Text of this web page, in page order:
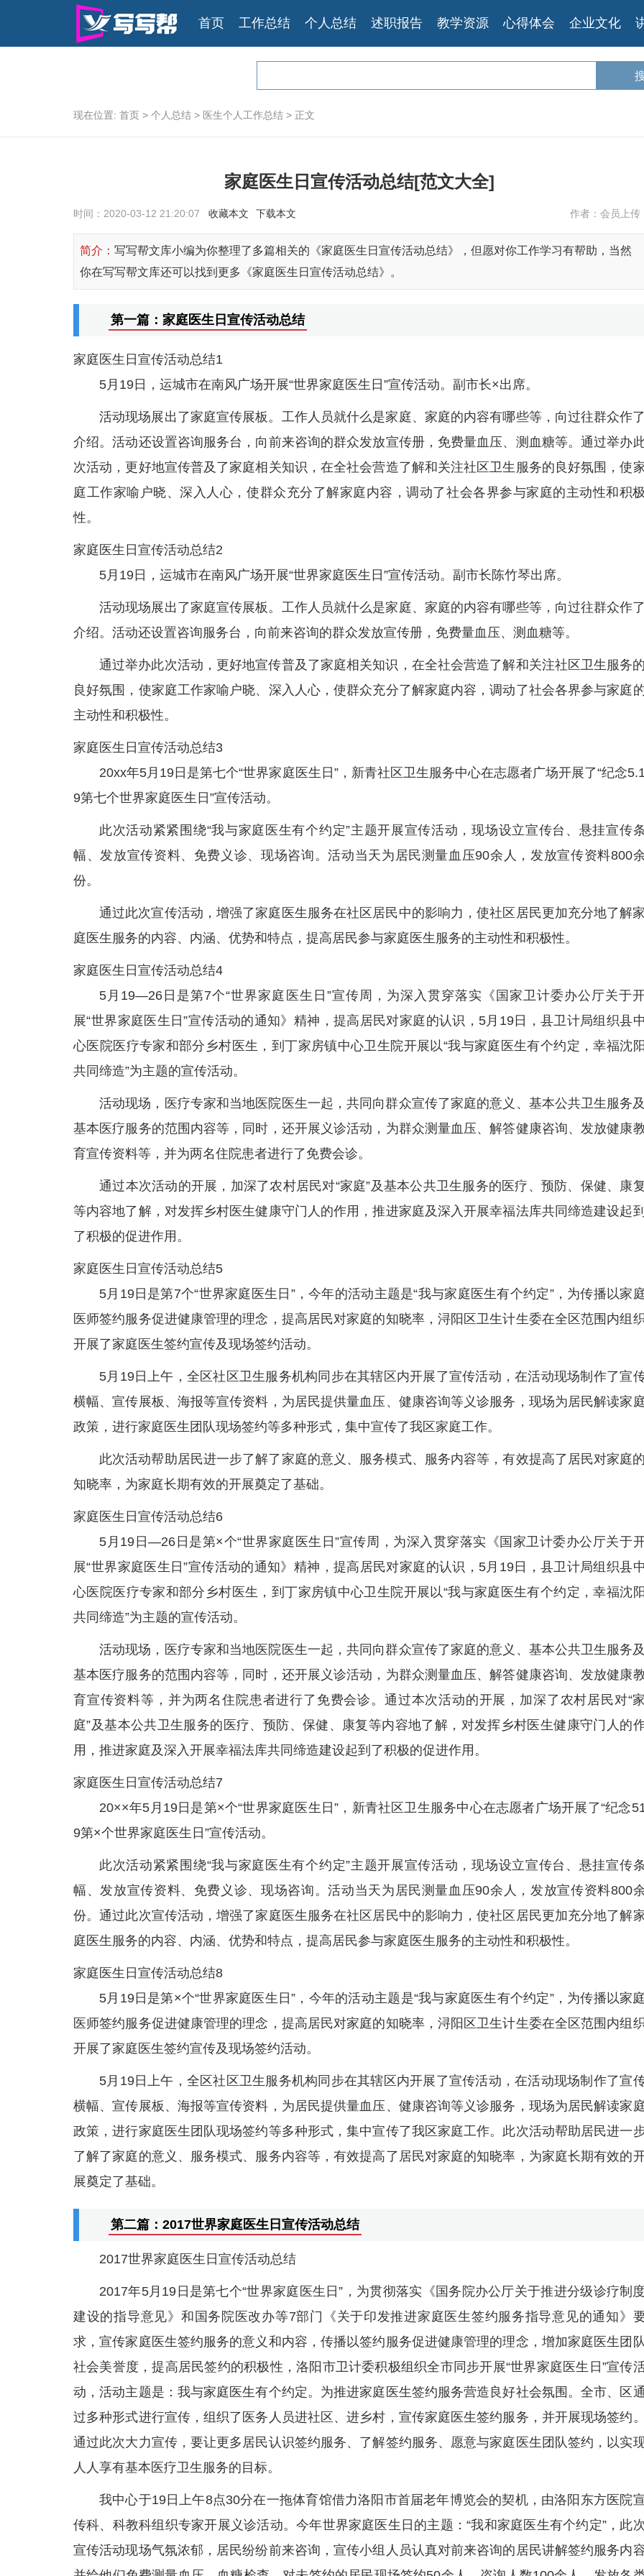
首页 工作总结 个人总结 述职报告 教学资源 心得体会 企业文化
现在位置: 首页 > 个人总结 > 医生个人工作总结 > 正文
家庭医生日宣传活动总结[范文大全]
时间：2020-03-12 21:20:07 收藏本文 下载本文 作者：会员上传
简介： 写写帮文库小编为你整理了多篇相关的《家庭医生日宣传活动总结》，但愿对你工作学习有帮助，当然
你在写写帮文库还可以找到更多《家庭医生日宣传活动总结》。
第一篇：家庭医生日宣传活动总结
家庭医生日宣传活动总结1
5月19日，运城市在南风广场开展“世界家庭医生日”宣传活动。副市长×出席。
活动现场展出了家庭宣传展板。工作人员就什么是家庭、家庭的内容有哪些等，向过往群众作了
介绍。活动还设置咨询服务台，向前来咨询的群众发放宣传册，免费量血压、测血糖等。通过举办
次活动，更好地宣传普及了家庭相关知识，在全社会营造了解和关注社区卫生服务的良好氛围，使
庭工作家喻户晓、深入人心，使群众充分了解家庭内容，调动了社会各界参与家庭的主动性和积极
性。
家庭医生日宣传活动总结2
5月19日，运城市在南风广场开展“世界家庭医生日”宣传活动。副市长陈竹琴出席。
活动现场展出了家庭宣传展板。工作人员就什么是家庭、家庭的内容有哪些等，向过往群众作了
介绍。活动还设置咨询服务台，向前来咨询的群众发放宣传册，免费量血压、测血糖等。
通过举办此次活动，更好地宣传普及了家庭相关知识，在全社会营造了解和关注社区卫生服务的
良好氛围，使家庭工作家喻户晓、深入人心，使群众充分了解家庭内容，调动了社会各界参与家庭
主动性和积极性。
家庭医生日宣传活动总结3
20xx年5月19日是第七个“世界家庭医生日”，新青社区卫生服务中心在志愿者广场开展了“纪念
9第七个世界家庭医生日”宣传活动。
此次活动紧紧围绕“我与家庭医生有个约定”主题开展宣传活动，现场设立宣传台、悬挂宣传
幅、发放宣传资料、免费义诊、现场咨询。活动当天为居民测量血压90余人，发放宣传资料800
份。
通过此次宣传活动，增强了家庭医生服务在社区居民中的影响力，使社区居民更加充分地了解家
庭医生服务的内容、内涵、优势和特点，提高居民参与家庭医生服务的主动性和积极性。
家庭医生日宣传活动总结4
5月19—26日是第7个“世界家庭医生日”宣传周，为深入贯穿落实《国家卫计委办公厅关于
展“世界家庭医生日”宣传活动的通知》精神，提高居民对家庭的认识，5月19日，县卫计局组织县中
心医院医疗专家和部分乡村医生，到丁家房镇中心卫生院开展以“我与家庭医生有个约定，幸福沈阳
共同缔造”为主题的宣传活动。
活动现场，医疗专家和当地医院医生一起，共同向群众宣传了家庭的意义、基本公共卫生服务及
基本医疗服务的范围内容等，同时，还开展义诊活动，为群众测量血压、解答健康咨询、发放健康
育宣传资料等，并为两名住院患者进行了免费会诊。
通过本次活动的开展，加深了农村居民对“家庭”及基本公共卫生服务的医疗、预防、保健、康复
等内容地了解，对发挥乡村医生健康守门人的作用，推进家庭及深入开展幸福法库共同缔造建设起到
了积极的促进作用。
家庭医生日宣传活动总结5
5月19日是第7个“世界家庭医生日”，今年的活动主题是“我与家庭医生有个约定”，为传播以家
医师签约服务促进健康管理的理念，提高居民对家庭的知晓率，浔阳区卫生计生委在全区范围内组
开展了家庭医生签约宣传及现场签约活动。
5月19日上午，全区社区卫生服务机构同步在其辖区内开展了宣传活动，在活动现场制作了宣
横幅、宣传展板、海报等宣传资料，为居民提供量血压、健康咨询等义诊服务，现场为居民解读家
政策，进行家庭医生团队现场签约等多种形式，集中宣传了我区家庭工作。
此次活动帮助居民进一步了解了家庭的意义、服务模式、服务内容等，有效提高了居民对家庭的
知晓率，为家庭长期有效的开展奠定了基础。
家庭医生日宣传活动总结6
5月19日—26日是第×个“世界家庭医生日”宣传周，为深入贯穿落实《国家卫计委办公厅关于
展“世界家庭医生日”宣传活动的通知》精神，提高居民对家庭的认识，5月19日，县卫计局组织县中
心医院医疗专家和部分乡村医生，到丁家房镇中心卫生院开展以“我与家庭医生有个约定，幸福沈阳
共同缔造”为主题的宣传活动。
活动现场，医疗专家和当地医院医生一起，共同向群众宣传了家庭的意义、基本公共卫生服务及
基本医疗服务的范围内容等，同时，还开展义诊活动，为群众测量血压、解答健康咨询、发放健康
育宣传资料等，并为两名住院患者进行了免费会诊。通过本次活动的开展，加深了农村居民对“家
庭”及基本公共卫生服务的医疗、预防、保健、康复等内容地了解，对发挥乡村医生健康守门人的
用，推进家庭及深入开展幸福法库共同缔造建设起到了积极的促进作用。
家庭医生日宣传活动总结7
20××年5月19日是第×个“世界家庭医生日”，新青社区卫生服务中心在志愿者广场开展了“纪念
9第×个世界家庭医生日”宣传活动。
此次活动紧紧围绕“我与家庭医生有个约定”主题开展宣传活动，现场设立宣传台、悬挂宣传
幅、发放宣传资料、免费义诊、现场咨询。活动当天为居民测量血压90余人，发放宣传资料800
份。通过此次宣传活动，增强了家庭医生服务在社区居民中的影响力，使社区居民更加充分地了解
庭医生服务的内容、内涵、优势和特点，提高居民参与家庭医生服务的主动性和积极性。
家庭医生日宣传活动总结8
5月19日是第×个“世界家庭医生日”，今年的活动主题是“我与家庭医生有个约定”，为传播以家庭
医师签约服务促进健康管理的理念，提高居民对家庭的知晓率，浔阳区卫生计生委在全区范围内组
开展了家庭医生签约宣传及现场签约活动。
5月19日上午，全区社区卫生服务机构同步在其辖区内开展了宣传活动，在活动现场制作了宣
横幅、宣传展板、海报等宣传资料，为居民提供量血压、健康咨询等义诊服务，现场为居民解读家
政策，进行家庭医生团队现场签约等多种形式，集中宣传了我区家庭工作。此次活动帮助居民进一
了解了家庭的意义、服务模式、服务内容等，有效提高了居民对家庭的知晓率，为家庭长期有效的
展奠定了基础。
第二篇：2017世界家庭医生日宣传活动总结
2017世界家庭医生日宣传活动总结
2017年5月19日是第七个“世界家庭医生日”，为贯彻落实《国务院办公厅关于推进分级诊疗制度
建设的指导意见》和国务院医改办等7部门《关于印发推进家庭医生签约服务指导意见的通知》
求，宣传家庭医生签约服务的意义和内容，传播以签约服务促进健康管理的理念，增加家庭医生团队
社会美誉度，提高居民签约的积极性，洛阳市卫计委积极组织全市同步开展“世界家庭医生日”宣传
动，活动主题是：我与家庭医生有个约定。为推进家庭医生签约服务营造良好社会氛围。全市、区通
过多种形式进行宣传，组织了医务人员进社区、进乡村，宣传家庭医生签约服务，并开展现场签约。
通过此次大力宣传，要让更多居民认识签约服务、了解签约服务、愿意与家庭医生团队签约，以实
人人享有基本医疗卫生服务的目标。
我中心于19日上午8点30分在一拖体育馆借力洛阳市首届老年博览会的契机，由洛阳东方医院
传科、科教科组织专家开展义诊活动。今年世界家庭医生日的主题：“我和家庭医生有个约定”，此次
宣传活动现场气氛浓郁，居民纷纷前来咨询，宣传小组人员认真对前来咨询的居民讲解签约服务内